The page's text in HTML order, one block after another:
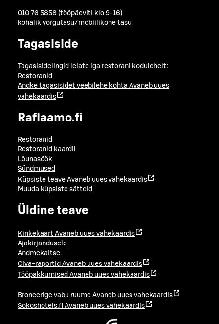
010 76 5858 (tööpäeviti klo 9-16)
kohalik võrgutasu/mobiilikõne tasu
Tagasiside
Tagasisidelingid leiate iga restorani kodulehelt:
Restoranid
Andke tagasisidet veebilehe kohta Avaneb uues
vahekaardis
Raflaamo.fi
Restoranid
Restoranid kaardil
Lõunasöök
Sündmused
Küpsiste teave Avaneb uues vahekaardis
Muuda küpsiste sätteid
Üldine teave
Kinkekaart Avaneb uues vahekaardis
Ajakirjandusele
Andmekaitse
Oiva-raportid Avaneb uues vahekaardis
Tööpakkumised Avaneb uues vahekaardis
Broneerige vabu ruume Avaneb uues vahekaardis
Sokoshotels.fi Avaneb uues vahekaardis